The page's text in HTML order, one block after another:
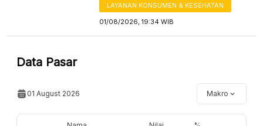
LAYANAN KONSUMEN & KESEHATAN
01/08/2026, 19:34 WIB
Data Pasar
01 August 2026 Makro